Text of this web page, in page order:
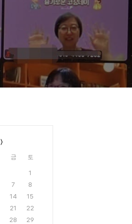
금 토
1
7
8
14
15
21
22
28
29